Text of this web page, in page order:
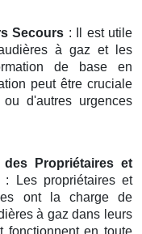
Secours : Il est utile
à gaz et les
de base en
peut être cruciale
d'autres urgences
des Propriétaires et
: Les propriétaires et
ont la charge de
à gaz dans leurs